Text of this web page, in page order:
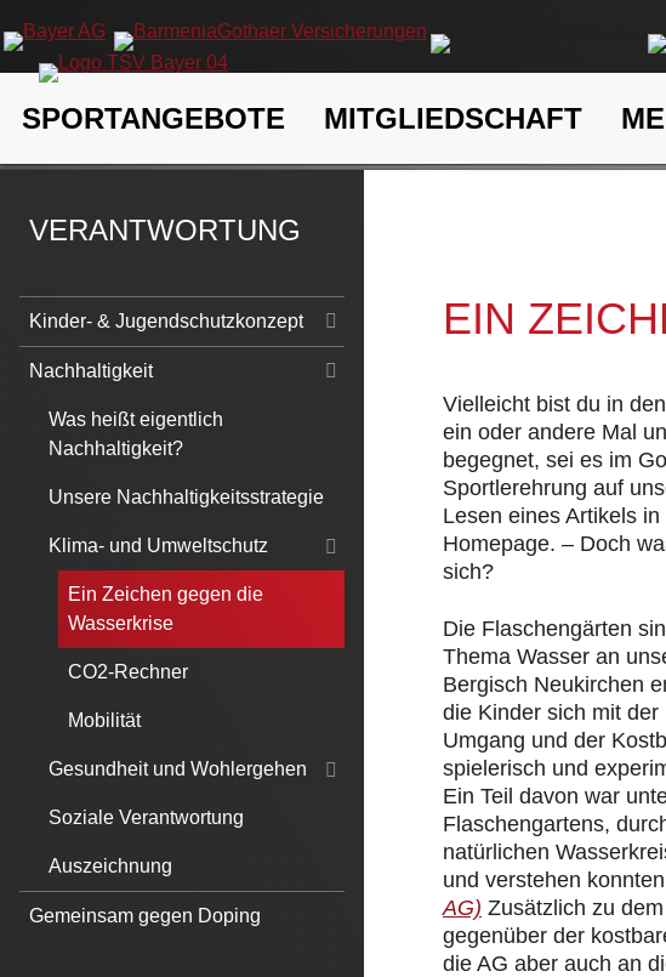
Navigation
überspringen
SPORTANGEBOTE MITGLIEDSCHAFT
EIN
Vielleicht bist du in
ein oder andere Mal
begegnet, sei es im
Sportlerehrung auf
Lesen eines Artikels
Homepage. – Doch
sich?
Die Flaschengärten
Thema Wasser an
Bergisch Neukirchen
die Kinder sich mit
Umgang und der
spielerisch und
Ein Teil davon war
Flaschengartens,
natürlichen
und verstehen
AG) Zusätzlich zu
gegenüber der
die AG aber auch an
VERANTWORTUNG
Navigation
überspringen
Kinder- & Jugendschutzkonzept
Nachhaltigkeit
Was heißt eigentlich
Nachhaltigkeit?
Unsere Nachhaltigkeitsstrategie
Klima- und Umweltschutz
Ein Zeichen gegen die
Wasserkrise
CO2-Rechner
Mobilität
Gesundheit und Wohlergehen
Soziale Verantwortung
Auszeichnung
Gemeinsam gegen Doping